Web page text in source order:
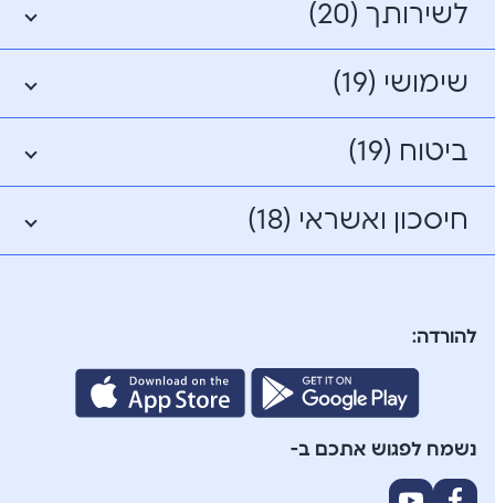
לשירותך (20)
שימושי (19)
ביטוח (19)
חיסכון ואשראי (18)
להורדה:
נשמח לפגוש אתכם ב-